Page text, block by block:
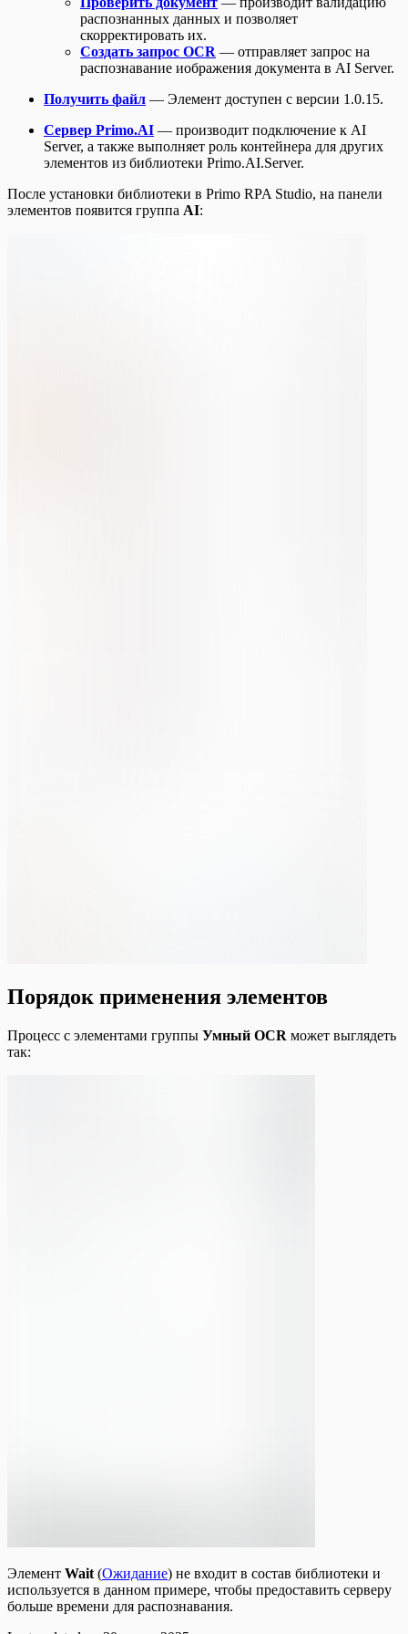
распознанных данных и позволяет
скорректировать их.
Создать запрос OCR — отправляет запрос на
распознавание иображения документа в AI Server.
Получить файл — Элемент доступен с версии 1.0.15.
Сервер Primo.AI — производит подключение к AI
Server, а также выполняет роль контейнера для других
элементов из библиотеки Primo.AI.Server.
После установки библиотеки в Primo RPA Studio, на панели
элементов появится группа AI:
Порядок применения элементов
Процесс с элементами группы Умный OCR может выглядеть
так:
Элемент Wait (Ожидание) не входит в состав библиотеки и
используется в данном примере, чтобы предоставить серверу
больше времени для распознавания.